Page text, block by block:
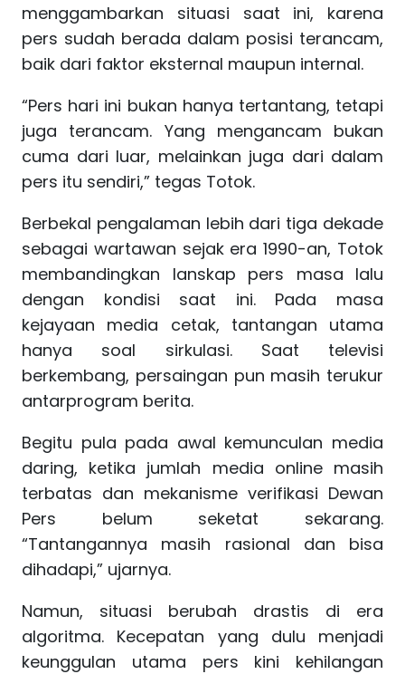
menggambarkan situasi saat ini, karena
pers sudah berada dalam posisi terancam,
baik dari faktor eksternal maupun internal.
“Pers hari ini bukan hanya tertantang, tetapi
juga terancam. Yang mengancam bukan
cuma dari luar, melainkan juga dari dalam
pers itu sendiri,” tegas Totok.
Berbekal pengalaman lebih dari tiga dekade
sebagai wartawan sejak era 1990-an, Totok
membandingkan lanskap pers masa lalu
dengan kondisi saat ini. Pada masa
kejayaan media cetak, tantangan utama
hanya soal sirkulasi. Saat televisi
berkembang, persaingan pun masih terukur
antarprogram berita.
Begitu pula pada awal kemunculan media
daring, ketika jumlah media online masih
terbatas dan mekanisme verifikasi Dewan
Pers belum seketat sekarang.
“Tantangannya masih rasional dan bisa
dihadapi,” ujarnya.
Namun, situasi berubah drastis di era
algoritma. Kecepatan yang dulu menjadi
keunggulan utama pers kini kehilangan